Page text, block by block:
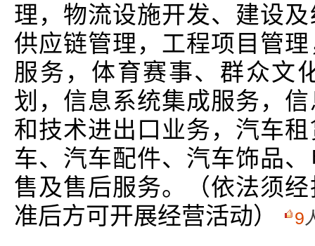
理，物流设施开发、建设
供应链管理，工程项目管
服务，体育赛事、群众文
划，信息系统集成服务，
和技术进出口业务，汽车
车、汽车配件、汽车饰品
售及售后服务。（依法须
准后方可开展经营活动）
9